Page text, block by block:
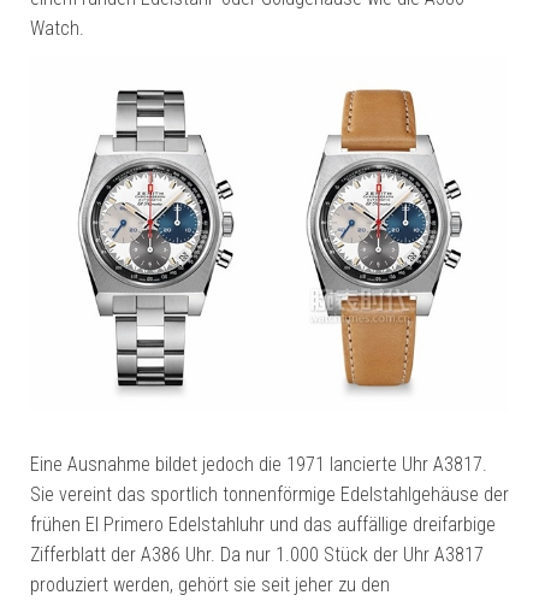
Watch.
Eine Ausnahme bildet jedoch die 1971 lancierte Uhr A3817.
Sie vereint das sportlich tonnenförmige Edelstahlgehäuse der
frühen El Primero Edelstahluhr und das auffällige dreifarbige
Zifferblatt der A386 Uhr. Da nur 1.000 Stück der Uhr A3817
produziert werden, gehört sie seit jeher zu den